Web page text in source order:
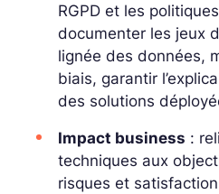
RGPD et les
documenter les jeux
lignée des données,
biais, garantir
des solutions
Impact business :
techniques aux
risques et